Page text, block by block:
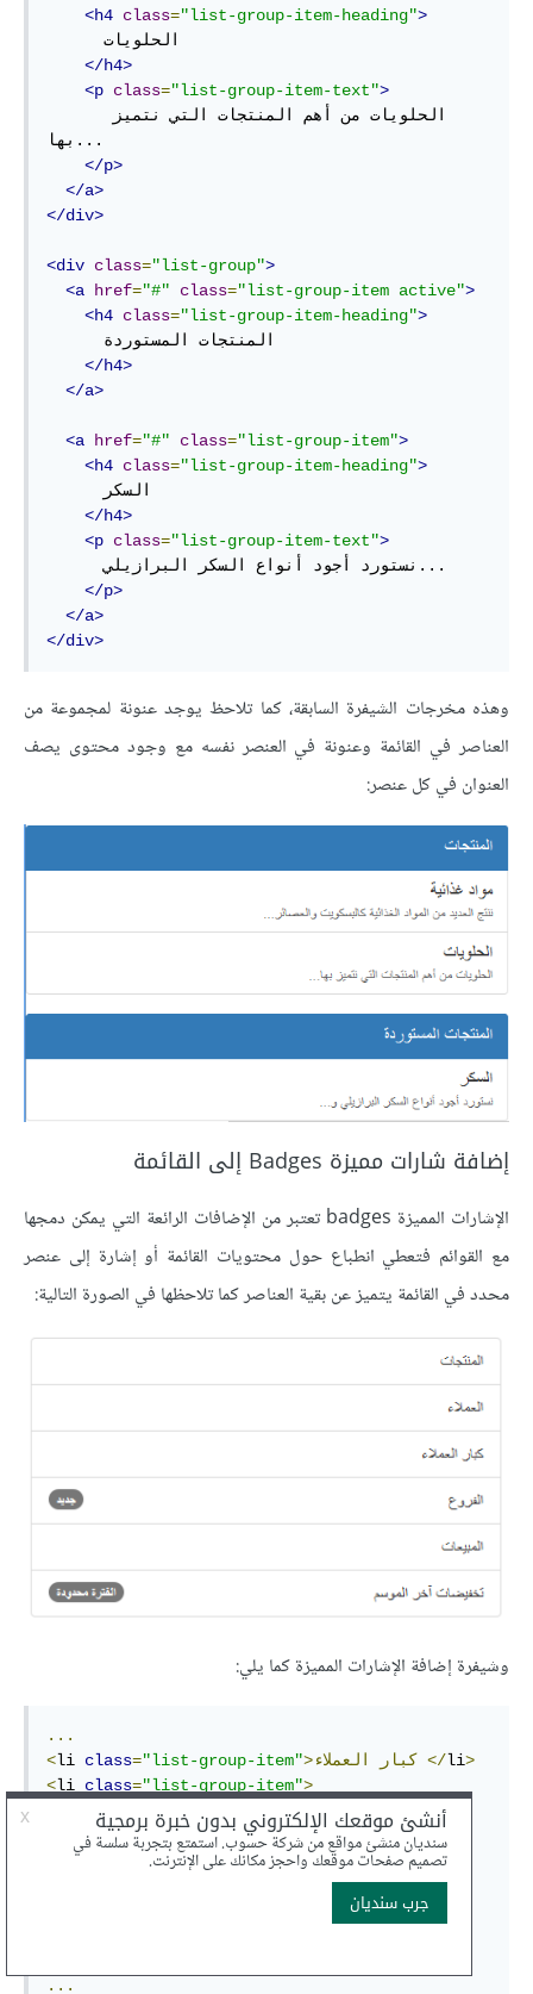
<h4 class="list-group-item-heading">
</h4>
<p class="list-group-item-text">
بها...
</p>
</a>
</div>
<div class="list-group">
<a
href="#" class="list-group-item active">
<h4 class="list-group-item-heading">
</h4>
</a>
<a href="#" class="list-group-item">
<h4 class="list-group-item-heading">
</h4>
<p class="list-group-item-text">
      نستورد أجود أنواع السكر البرازيلي...
</p>
</a>
</div>
وهذه مخرجات الشيفرة السابقة، كما تلاحظ يوجد عنونة لمجموعة من
العناصر في القائمة وعنونة في العنصر نفسه مع وجود محتوى يصف
العنوان في كل عنصر:
إضافة شارات مميزة Badges إلى القائمة
الإشارات المميزة badges تعتبر من الإضافات الرائعة التي يمكن دمجها
مع القوائم فتعطي انطباع حول محتويات القائمة أو إشارة إلى عنصر
محدد في القائمة يتميز عن بقية العناصر كما تلاحظها في الصورة التالية:
وشيفرة إضافة الإشارات المميزة كما يلي:
...
<li class="list-group-item" >كبار العملاء </li>
<li class="list-group-item">
span class "badge" >جديد</ span>
الفروع
>
li "list-group-item" >المبيعات</ li>
...